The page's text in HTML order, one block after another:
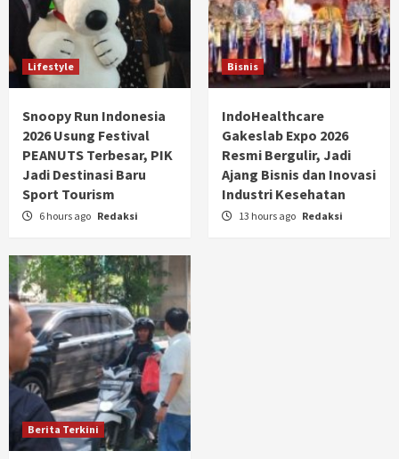
Lifestyle
Snoopy Run Indonesia
2026 Usung Festival
PEANUTS Terbesar, PIK
Jadi Destinasi Baru
Sport Tourism
6 hours ago Redaksi
Bisnis
IndoHealthcare
Gakeslab Expo 2026
Resmi Bergulir, Jadi
Ajang Bisnis dan Inovasi
Industri Kesehatan
13 hours ago Redaksi
Berita Terkini